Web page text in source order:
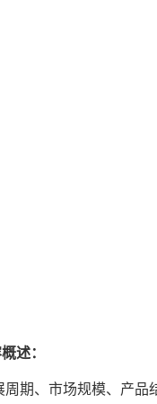
述：
期、市场规模、产品